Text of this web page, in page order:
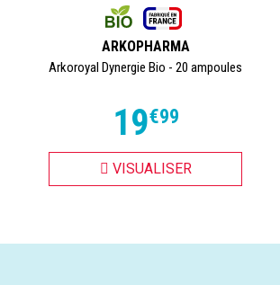
ARKOPHARMA
Arkoroyal Dynergie Bio - 20 ampoules
19€99
VISUALISER